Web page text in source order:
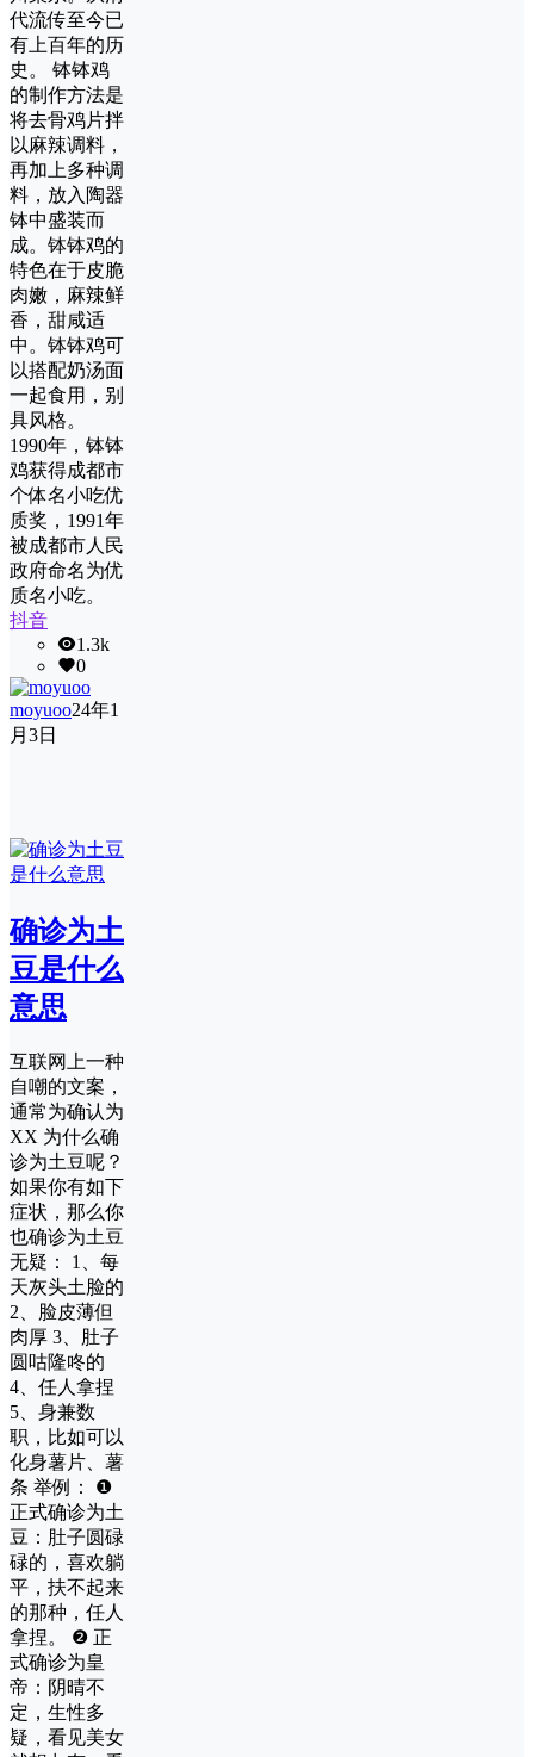
代流传至今已
有上百年的历
史。 钵钵鸡
的制作方法是
将去骨鸡片拌
以麻辣调料，
再加上多种调
料，放入陶器
钵中盛装而
成。钵钵鸡的
特色在于皮脆
肉嫩，麻辣鲜
香，甜咸适
中。钵钵鸡可
以搭配奶汤面
一起食用，别
具风格。
1990年，钵钵
鸡获得成都市
个体名小吃优
质奖，1991年
被成都市人民
政府命名为优
质名小吃。
抖音
1.3k
0
moyuoo24年1
月3日
确诊为土
豆是什么
意思
互联网上一种
自嘲的文案，
通常为确认为
XX 为什么确
诊为土豆呢？
如果你有如下
症状，那么你
也确诊为土豆
无疑： 1、每
天灰头土脸的
2、脸皮薄但
肉厚 3、肚子
圆咕隆咚的
4、任人拿捏
5、身兼数
职，比如可以
化身薯片、薯
条 举例： ❶
正式确诊为土
豆：肚子圆碌
碌的，喜欢躺
平，扶不起来
的那种，任人
拿捏。 ❷ 正
式确诊为皇
帝：阴晴不
定，生性多
疑，看见美女